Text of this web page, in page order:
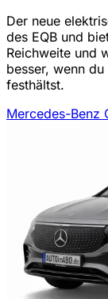
Der neue
des EQB und
Reichweite und
besser, wenn
festhältst.
Mercedes-Benz